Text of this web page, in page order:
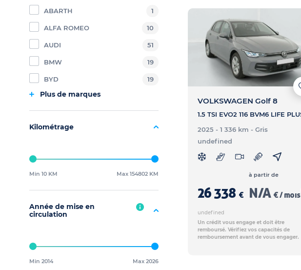
ABARTH 1
ALFA ROMEO 10
AUDI 51
BMW 19
BYD 19
Plus de marques
Kilométrage
Min 10 KM Max 154802 KM
Année de mise en
circulation
Min 2014 Max 2026
VOLKSWAGEN Golf 8
2025 - 1 336 km - Gris
undefined
26 338 €
à partir de
N/A € / mois
undefined
Un crédit vous engage et doit être
remboursé. Vérifiez vos capacités de
remboursement avant de vous engager.